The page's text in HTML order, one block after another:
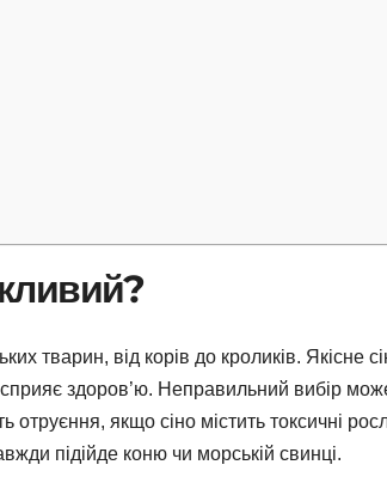
тварин, від корів до кроликів. Якісне
сприяє здоров’ю. Неправильний вибір
отруєння, якщо сіно містить токсичні
підійде коню чи морській свинці.